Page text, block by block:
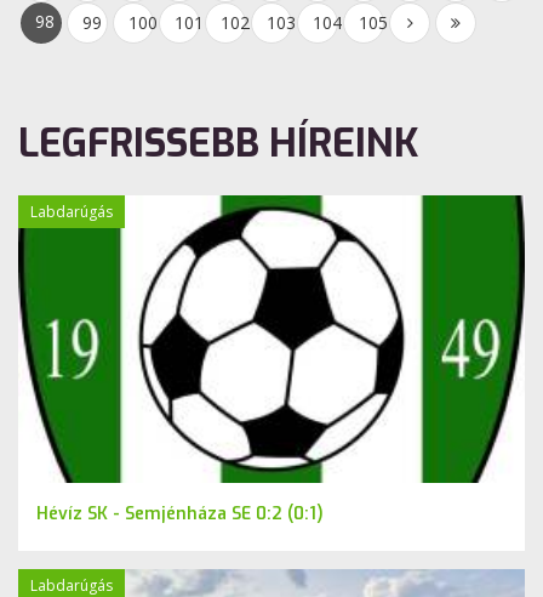
98
99 100 101 102 103 104 105
LEGFRISSEBB HÍREINK
Labdarúgás
Hévíz SK - Semjénháza SE 0:2 (0:1)
Labdarúgás